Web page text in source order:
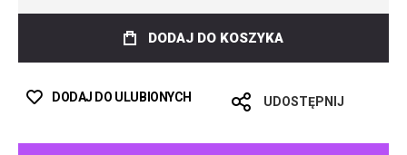
DODAJ DO KOSZYKA
DODAJ DO ULUBIONYCH UDOSTĘPNIJ